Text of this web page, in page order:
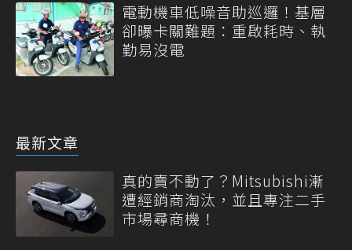
電動機車低噪音助巡邏！基層
卻曝卡關難題：重啟耗時、執
勤易沒電
最新文章
真的賣不動了？Mitsubishi漸
遭經銷商淘汰，並且專注二手
市場尋商機！